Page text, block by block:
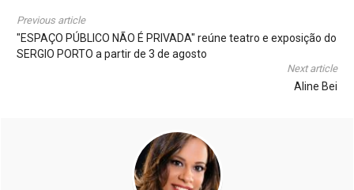
Previous article
"ESPAÇO PÚBLICO NÃO É PRIVADA" reúne teatro e exposição do
SERGIO PORTO a partir de 3 de agosto
Next article
Aline Bei